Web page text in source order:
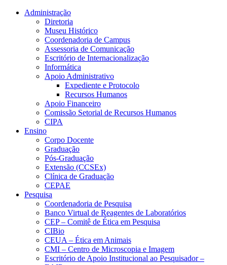
Conteúdo principal Menu principal
Administração
Diretoria
Museu Histórico
Coordenadoria de Campus
Assessoria de Comunicação
Escritório de Internacionalização
Informática
Apoio Administrativo
Expediente e Protocolo
Recursos Humanos
Apoio Financeiro
Comissão Setorial de Recursos Humanos
CIPA
Ensino
Corpo Docente
Graduação
Pós-Graduação
Extensão (CCSEx)
Clínica de Graduação
CEPAE
Pesquisa
Coordenadoria de Pesquisa
Banco Virtual de Reagentes de Laboratórios
CEP – Comitê de Ética em Pesquisa
CIBio
CEUA – Ética em Animais
CMI – Centro de Microscopia e Imagem
Escritório de Apoio Institucional ao Pesquisador –